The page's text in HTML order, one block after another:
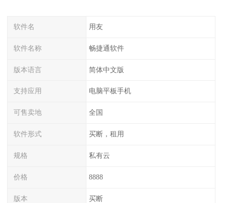
软件名 用友
软件名称 畅捷通软件
版本语言 简体中文版
支持应用 电脑平板手机
可售卖地 全国
软件形式 买断，租用
规格 私有云
价格 8888
版本 买断